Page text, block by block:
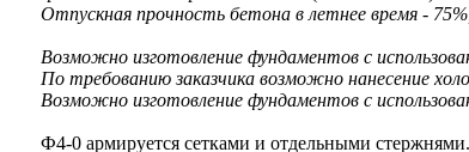
Отпускная прочность бетона в летнее время -
Возможно изготовление фундаментов с
По требованию заказчика возможно нанесение
Возможно изготовление фундаментов с
Ф4-0 армируется сетками и отдельными стержнями.